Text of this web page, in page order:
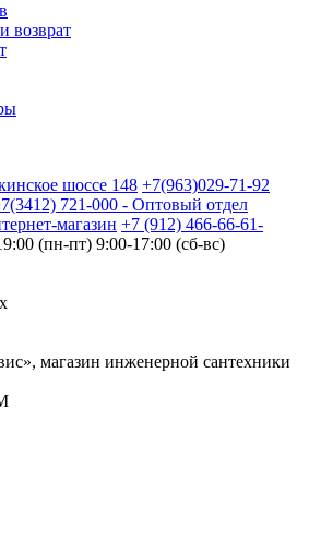
возврат
шоссе 148 +7(963)029-71-92
721-000 - Оптовый отдел
магазин +7 (912) 466-66-61-
(пн-пт) 9:00-17:00 (сб-вс)
магазин инженерной сантехники